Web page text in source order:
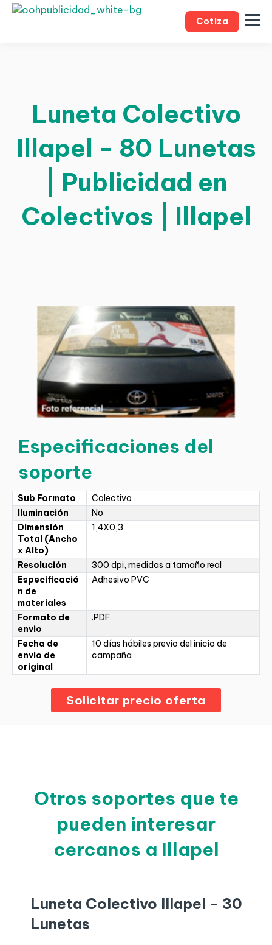
Cotiza
Luneta Colectivo
Illapel - 80 Lunetas
| Publicidad en
Colectivos | Illapel
Especificaciones del
soporte
Sub Formato
Colectivo
Iluminación
No
Dimensión
Total (Ancho
x Alto)
1,4X0,3
Resolución
300 dpi, medidas a tamaño real
Especificació
n de
materiales
Adhesivo PVC
Formato de
envio
.PDF
Fecha de
envio de
original
10 días hábiles previo del inicio de
campaña
Solicitar precio oferta
Otros soportes que te
pueden interesar
cercanos a Illapel
Luneta Colectivo Illapel - 30
Lunetas